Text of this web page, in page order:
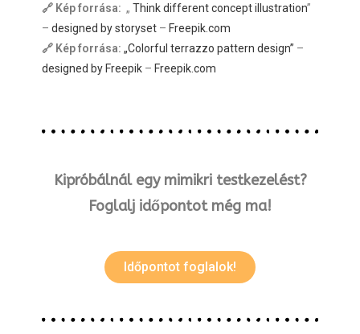
🔗 Kép forrása: „Think different concept illustration”
–designed by storyset –Freepik.com
🔗 Kép forrása: „Colorful terrazzo pattern design” –
designed by Freepik –Freepik.com
Kipróbálnál egy mimikri testkezelést?
Foglalj időpontot még ma!
Időpontot foglalok!